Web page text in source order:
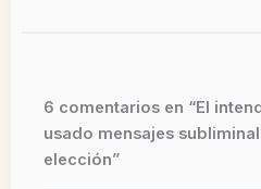
6 comentarios en “El
usado mensajes
elección”